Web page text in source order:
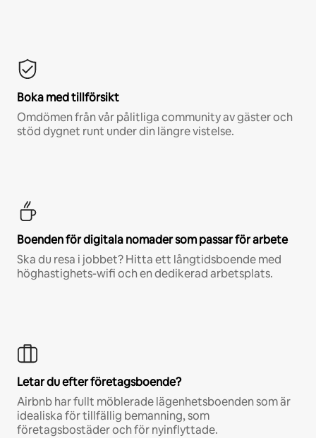
Boka med tillförsikt
Omdömen från vår pålitliga community av gäster och
stöd dygnet runt under din längre vistelse.
Boenden för digitala nomader som passar för arbete
Ska du resa i jobbet? Hitta ett långtidsboende med
höghastighets-wifi och en dedikerad arbetsplats.
Letar du efter företagsboende?
Airbnb har fullt möblerade lägenhetsboenden som är
idealiska för tillfällig bemanning, som
företagsbostäder och för nyinflyttade.